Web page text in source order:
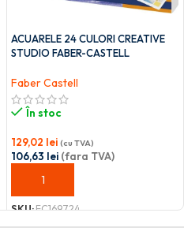
ACUARELE 24 CULORI CREATIVE
STUDIO FABER-CASTELL
Faber Castell
În stoc
129,02 lei (cu TVA)
106,63 lei (fara TVA)
ADAUGĂ ÎN COȘ
SKU:FC169724